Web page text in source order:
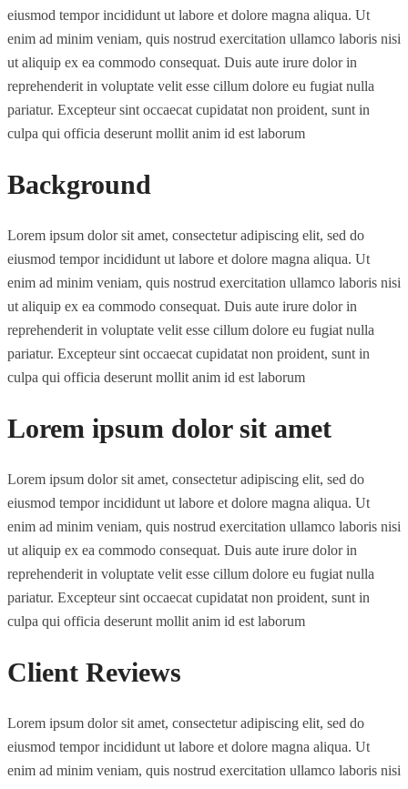
eiusmod tempor incididunt ut labore et dolore magna aliqua. Ut
enim ad minim veniam, quis nostrud exercitation ullamco laboris nisi
ut aliquip ex ea commodo consequat. Duis aute irure dolor in
reprehenderit in voluptate velit esse cillum dolore eu fugiat nulla
pariatur. Excepteur sint occaecat cupidatat non proident, sunt in
culpa qui officia deserunt mollit anim id est laborum
Background
Lorem ipsum dolor sit amet, consectetur adipiscing elit, sed do
eiusmod tempor incididunt ut labore et dolore magna aliqua. Ut
enim ad minim veniam, quis nostrud exercitation ullamco laboris nisi
ut aliquip ex ea commodo consequat. Duis aute irure dolor in
reprehenderit in voluptate velit esse cillum dolore eu fugiat nulla
pariatur. Excepteur sint occaecat cupidatat non proident, sunt in
culpa qui officia deserunt mollit anim id est laborum
Lorem ipsum dolor sit amet
Lorem ipsum dolor sit amet, consectetur adipiscing elit, sed do
eiusmod tempor incididunt ut labore et dolore magna aliqua. Ut
enim ad minim veniam, quis nostrud exercitation ullamco laboris nisi
ut aliquip ex ea commodo consequat. Duis aute irure dolor in
reprehenderit in voluptate velit esse cillum dolore eu fugiat nulla
pariatur. Excepteur sint occaecat cupidatat non proident, sunt in
culpa qui officia deserunt mollit anim id est laborum
Client Reviews
Lorem ipsum dolor sit amet, consectetur adipiscing elit, sed do
eiusmod tempor incididunt ut labore et dolore magna aliqua. Ut
enim ad minim veniam, quis nostrud exercitation ullamco laboris nisi